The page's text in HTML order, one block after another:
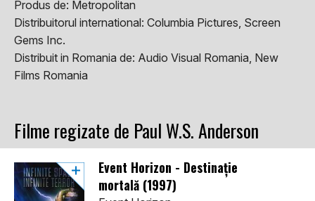
Produs de: Metropolitan
Distribuitorul international: Columbia Pictures, Screen
Gems Inc.
Distribuit in Romania de: Audio Visual Romania, New
Films Romania
Filme regizate de Paul W.S. Anderson
Event Horizon - Destinație
mortală (1997)